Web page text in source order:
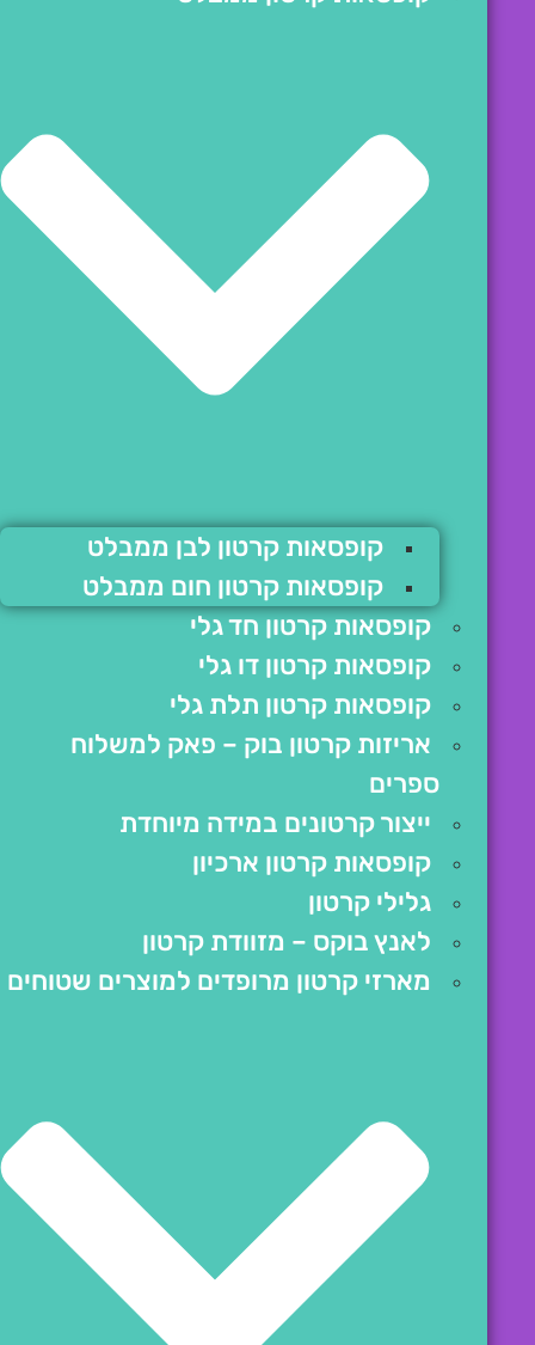
קופסאות קרטון לבן ממבלט
קופסאות קרטון חום ממבלט
קופסאות קרטון חד גלי
קופסאות קרטון דו גלי
קופסאות קרטון תלת גלי
אריזות קרטון בוק – פאק למשלוח
ספרים
ייצור קרטונים במידה מיוחדת
קופסאות קרטון ארכיון
גלילי קרטון
לאנץ בוקס – מזוודת קרטון
מארזי קרטון מרופדים למוצרים שטוחים